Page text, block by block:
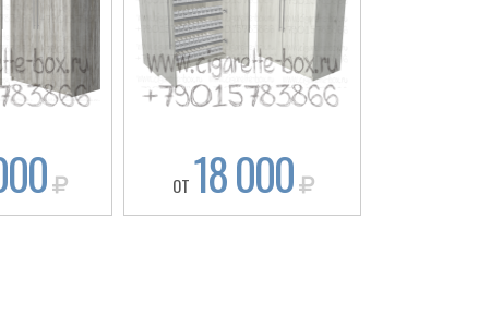
ОТ 18 000